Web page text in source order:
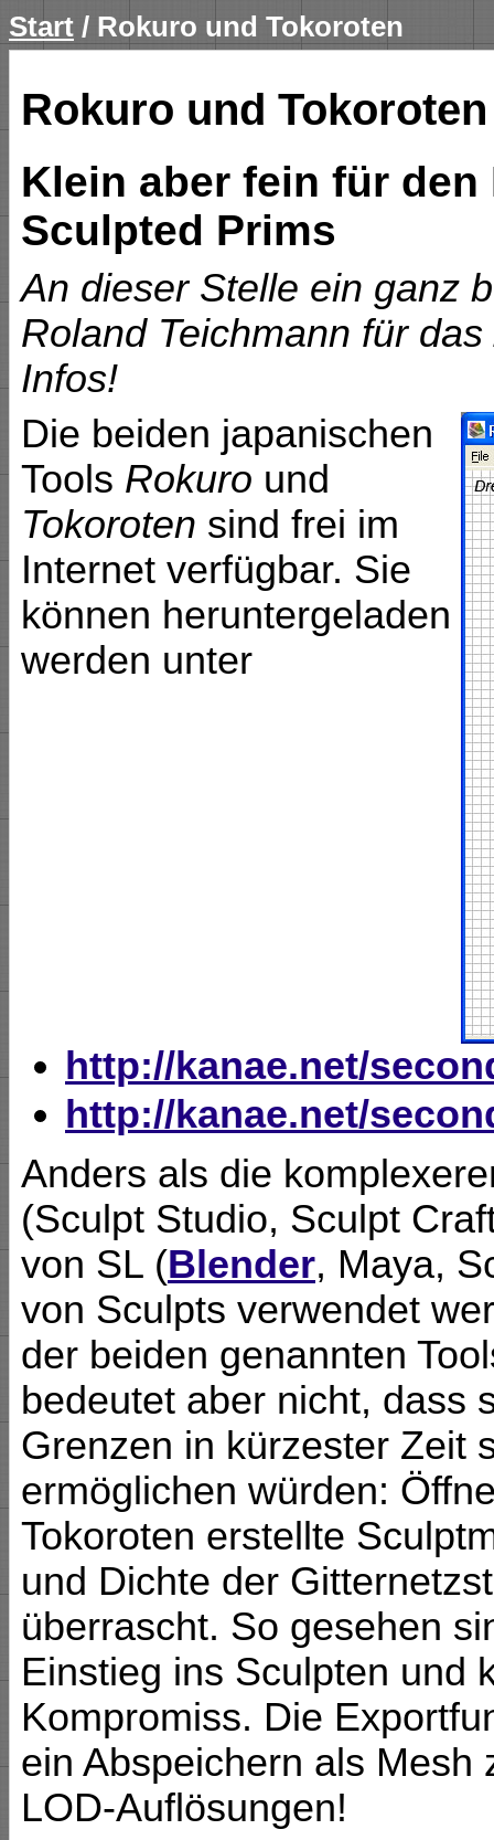
Start / Rokuro und Tokoroten
Rokuro und Tokoroten
Klein aber fein für
Sculpted Prims
An dieser Stelle ein ganz
Roland Teichmann für
Infos!
Die beiden japanischen
Tools Rokuro und
Tokoroten sind frei im
Internet verfügbar. Sie
können heruntergeladen
werden unter
http://kanae.net/
http://kanae.net/
Anders als die
(Sculpt Studio, Sculpt
von SL (Blender, Maya,
von Sculpts verwendet
der beiden genannten
bedeutet aber nicht, dass
Grenzen in kürzester Zeit
ermöglichen würden:
Tokoroten erstellte
und Dichte der
überrascht. So gesehen
Einstieg ins Sculpten und
Kompromiss. Die
ein Abspeichern als Mesh
LOD-Auflösungen!